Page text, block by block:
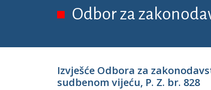
Odbor za
Izvješće Odbora za
sudbenom vijeću, P. Z. br. 828